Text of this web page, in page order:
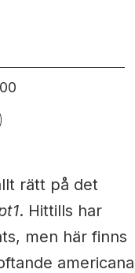
rätt på det
. Hittills har
men här finns
americana